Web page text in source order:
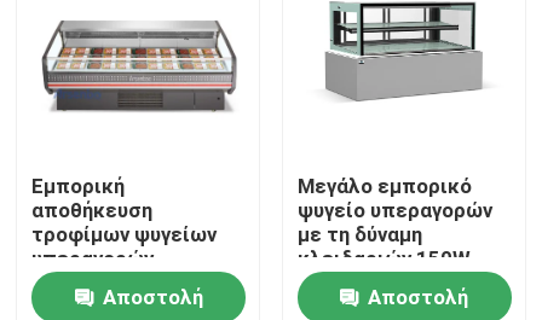
Πιό δροσερό ψυγείο κρασιού
Ανοικτό ψυγείο Multideck
Ψυκτήρας επίδειξης υπεραγορών
Εμπορική
αποθήκευση
τροφίμων ψυγείων
υπεραγορών
ενεργειακής
αποδοτικότητας R22
Αποστολή
Μεγάλο εμπορικό
ψυγείο υπεραγορών
με τη δύναμη
κλειδαριών 150W
Αποστολή